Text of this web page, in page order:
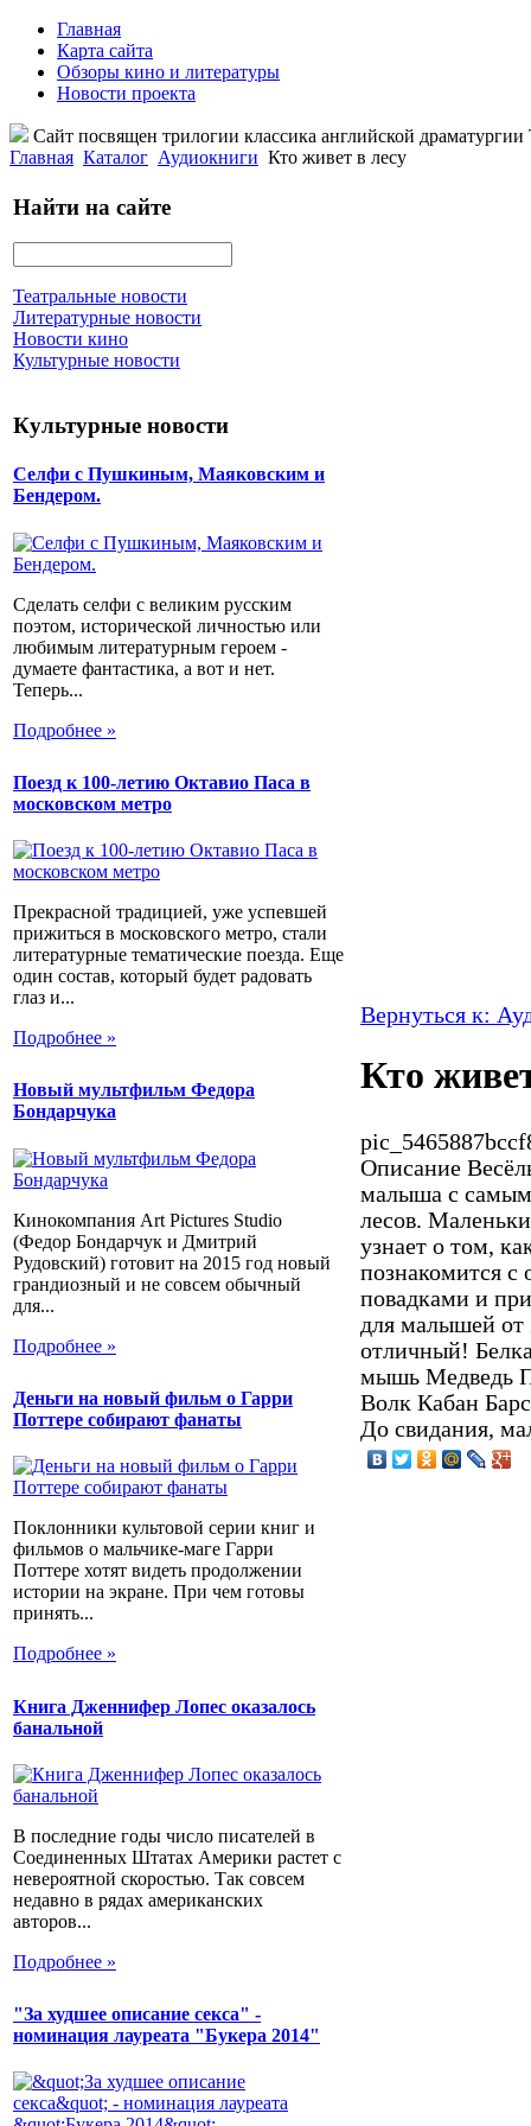
Главная
Карта сайта
Обзоры кино и литературы
Новости проекта
Сайт посвящен трилогии классика английской
Главная Каталог Аудиокниги Кто живет в лесу
Найти на сайте
Театральные новости
Литературные новости
Новости кино
Культурные новости
Культурные новости
Селфи с Пушкиным, Маяковским и
Бендером.
Сделать селфи с великим русским
поэтом, исторической личностью или
любимым литературным героем -
думаете фантастика, а вот и нет.
Теперь...
Подробнее »
Поезд к 100-летию Октавио Паса в
московском метро
Прекрасной традицией, уже успевшей
прижиться в московского метро, стали
литературные тематические поезда. Еще
один состав, который будет радовать
глаз и...
Подробнее »
Новый мультфильм Федора
Бондарчука
Кинокомпания Art Pictures Studio
(Федор Бондарчук и Дмитрий
Рудовский) готовит на 2015 год новый
грандиозный и не совсем обычный
для...
Подробнее »
Деньги на новый фильм о Гарри
Поттере собирают фанаты
Поклонники культовой серии книг и
фильмов о мальчике-маге Гарри
Поттере хотят видеть продолжении
истории на экране. При чем готовы
принять...
Подробнее »
Книга Дженнифер Лопес оказалось
банальной
В последние годы число писателей в
Соединенных Штатах Америки растет с
невероятной скоростью. Так совсем
недавно в рядах американских
авторов...
Подробнее »
"За худшее описание секса" -
номинация лауреата "Букера 2014"
Вернуться к:
Кто
Описание
малыша с
лесов.
узнает о том,
познакомится
повадками и
для малышей от
отличный!
мышь Медведь
Волк Кабан
До свидания,